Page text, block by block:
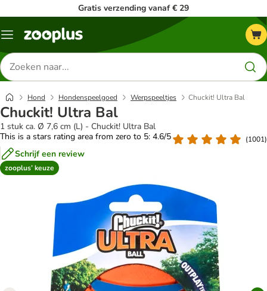
Gratis verzending vanaf € 29
Menu
Zoeken
naar
producten
Hond Hondenspeelgoed Werpspeeltjes Chuckit! Ultra Bal
Chuckit! Ultra Bal
1 stuk ca. Ø 7,6 cm (L) - Chuckit! Ultra Bal
This is a stars rating area from zero to 5: 4.6/5
(1001)
Schrijf een review
zooplus’ keuze